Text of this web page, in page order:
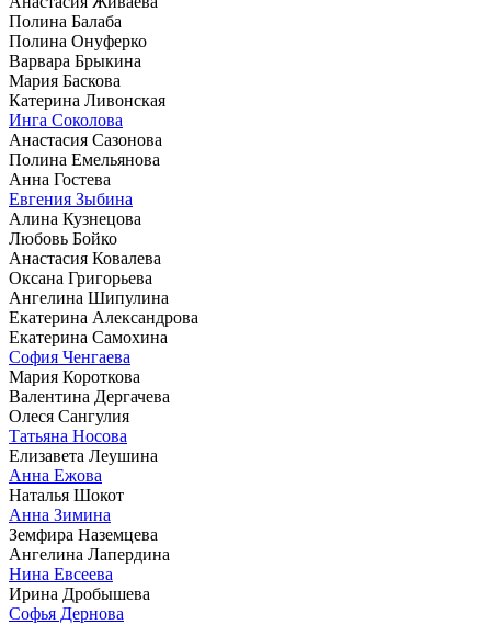
Полина Балаба
Полина Онуферко
Варвара Брыкина
Мария Баскова
Катерина Ливонская
Инга Соколова
Анастасия Сазонова
Полина Емельянова
Анна Гостева
Евгения Зыбина
Алина Кузнецова
Любовь Бойко
Анастасия Ковалева
Оксана Григорьева
Ангелина Шипулина
Екатерина Александрова
Екатерина Самохина
София Ченгаева
Мария Короткова
Валентина Дергачева
Олеся Сангулия
Татьяна Носова
Елизавета Леушина
Анна Ежова
Наталья Шокот
Анна Зимина
Земфира Наземцева
Ангелина Лапердина
Нина Евсеева
Ирина Дробышева
Софья Дернова